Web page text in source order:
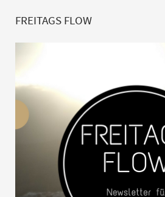
FREITAGS FLOW